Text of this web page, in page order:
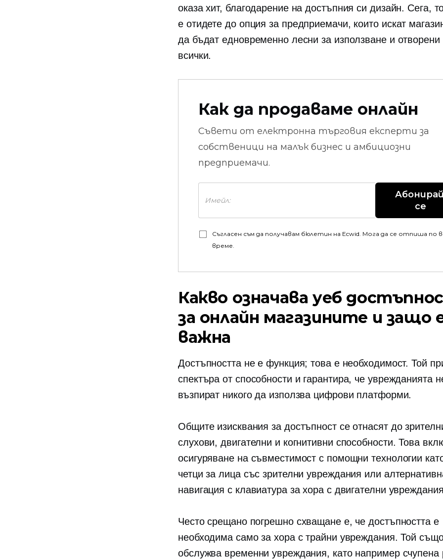
оказа хит, благодарение на достъпния си дизайн. Сега,
е отидете доопция за предприемачи, които искат
да бъдат едновременно лесни за използване и отворени
всички.
Как да продаваме онлайн
Съвети от електронна търговия експерти за
собственици на малък бизнес и амбициозни
предприемачи.
Абонирай
се
Съгласен съм да получавам бюлетин на Ecwid. Мога да се отпиша по
време.
Какво означава уеб
за онлайн магазините и защо
важна
Достъпността не е функция; това е необходимост. Той
спектъра от способности и гарантира, че уврежданията
възпират никого да използва цифрови платформи.
Общите изисквания за достъпност се отнасят до
слухови, двигателни и когнитивни способности. Това
осигуряване на съвместимост с помощни технологии
четци за лица със зрителни увреждания или
навигация с клавиатура за хора с двигателни
Често срещано погрешно схващане е, че достъпността е
необходима само за хора с трайни увреждания. Той
обслужва временни увреждания, като например счупена